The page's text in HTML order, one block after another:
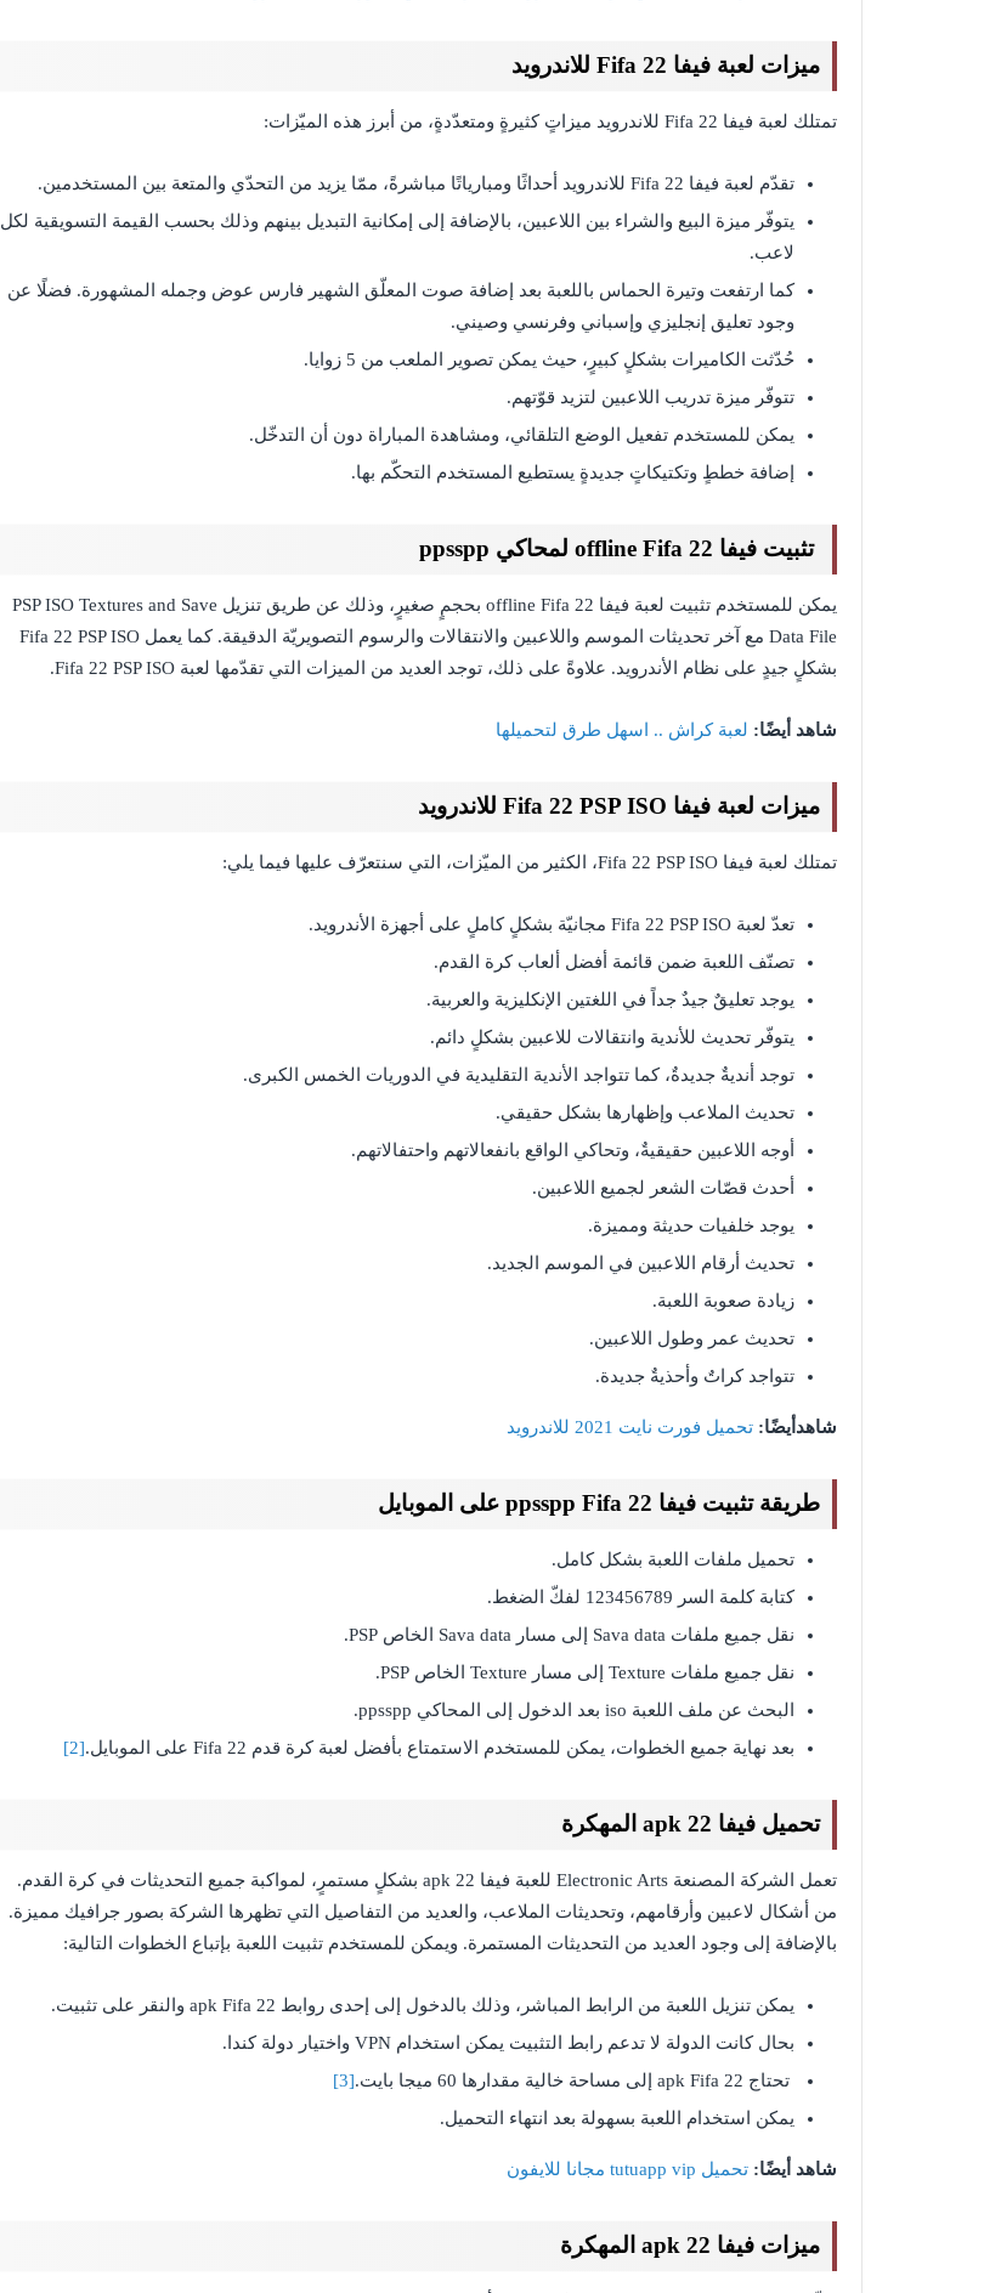
ميزات لعبة فيفا Fifa 22 للاندرويد
تمتلك لعبة فيفا Fifa 22 للاندرويد ميزاتٍ كثيرةٍ ومتعدّدةٍ، من أبرز هذه الميّزات:
تقدّم لعبة فيفا Fifa 22 للاندرويد أحداثًا ومبارياتًا مباشرةً، ممّا يزيد من التحدّي والمتعة بين المستخدمين.
يتوفّر ميزة البيع والشراء بين اللاعبين، بالإضافة إلى إمكانية التبديل بينهم وذلك بحسب القيمة التسويقية لكل
لاعب.
كما ارتفعت وتيرة الحماس باللعبة بعد إضافة صوت المعلّق الشهير فارس عوض وجمله المشهورة. فضلًا عن
وجود تعليق إنجليزي وإسباني وفرنسي وصيني.
حُدّثت الكاميرات بشكلٍ كبيرٍ، حيث يمكن تصوير الملعب من 5 زوايا.
تتوفّر ميزة تدريب اللاعبين لتزيد قوّتهم.
يمكن للمستخدم تفعيل الوضع التلقائي، ومشاهدة المباراة دون أن التدخّل.
إضافة خططٍ وتكتيكاتٍ جديدةٍ يستطيع المستخدم التحكّم بها.
تثبيت فيفا offline Fifa 22 لمحاكي ppsspp
يمكن للمستخدم تثبيت لعبة فيفا offline Fifa 22 بحجمٍ صغيرٍ، وذلك عن طريق تنزيل PSP ISO Textures and Save
Data File مع آخر تحديثات الموسم واللاعبين والانتقالات والرسوم التصويريّة الدقيقة. كما يعمل Fifa 22 PSP ISO
بشكلٍ جيدٍ على نظام الأندرويد. علاوةً على ذلك، توجد العديد من الميزات التي تقدّمها لعبة Fifa 22 PSP ISO.
شاهد أيضًا: لعبة كراش .. اسهل طرق لتحميلها
ميزات لعبة فيفا Fifa 22 PSP ISO للاندرويد
تمتلك لعبة فيفا Fifa 22 PSP ISO، الكثير من الميّزات، التي سنتعرّف عليها فيما يلي:
تعدّ لعبة Fifa 22 PSP ISO مجانيّة بشكلٍ كاملٍ على أجهزة الأندرويد.
تصنّف اللعبة ضمن قائمة أفضل ألعاب كرة القدم.
يوجد تعليقٌ جيدٌ جداً في اللغتين الإنكليزية والعربية.
يتوفّر تحديث للأندية وانتقالات للاعبين بشكلٍ دائم.
توجد أنديةٌ جديدةٌ، كما تتواجد الأندية التقليدية في الدوريات الخمس الكبرى.
تحديث الملاعب وإظهارها بشكل حقيقي.
أوجه اللاعبين حقيقيةٌ، وتحاكي الواقع بانفعالاتهم واحتفالاتهم.
أحدث قصّات الشعر لجميع اللاعبين.
يوجد خلفيات حديثة ومميزة.
تحديث أرقام اللاعبين في الموسم الجديد.
زيادة صعوبة اللعبة.
تحديث عمر وطول اللاعبين.
تتواجد كراتٌ وأحذيةٌ جديدة.
شاهدأيضًا: تحميل فورت نايت 2021 للاندرويد
طريقة تثبيت فيفا ppsspp Fifa 22 على الموبايل
تحميل ملفات اللعبة بشكل كامل.
كتابة كلمة السر 123456789 لفكّ الضغط.
نقل جميع ملفات Sava data إلى مسار Sava data الخاص PSP.
نقل جميع ملفات Texture إلى مسار Texture الخاص PSP.
البحث عن ملف اللعبة iso بعد الدخول إلى المحاكي ppsspp.
بعد نهاية جميع الخطوات، يمكن للمستخدم الاستمتاع بأفضل لعبة كرة قدم Fifa 22 على الموبايل.
[2]
تحميل فيفا 22 apk المهكرة
تعمل الشركة المصنعة Electronic Arts للعبة فيفا 22 apk بشكلٍ مستمرٍ، لمواكبة جميع التحديثات في كرة القدم.
من أشكال لاعبين وأرقامهم، وتحديثات الملاعب، والعديد من التفاصيل التي تظهرها الشركة بصور جرافيك مميزة.
بالإضافة إلى وجود العديد من التحديثات المستمرة. ويمكن للمستخدم تثبيت اللعبة بإتباع الخطوات التالية:
يمكن تنزيل اللعبة من الرابط المباشر، وذلك بالدخول إلى إحدى روابط 22 apk Fifa والنقر على تثبيت.
بحال كانت الدولة لا تدعم رابط التثبيت يمكن استخدام VPN واختيار دولة كندا.
تحتاج 22 apk Fifa إلى مساحة خالية مقدارها 60 ميجا بايت.
[3]
يمكن استخدام اللعبة بسهولة بعد انتهاء التحميل.
شاهد أيضًا: تحميل tutuapp vip مجانا للايفون
ميزات فيفا 22 apk المهكرة